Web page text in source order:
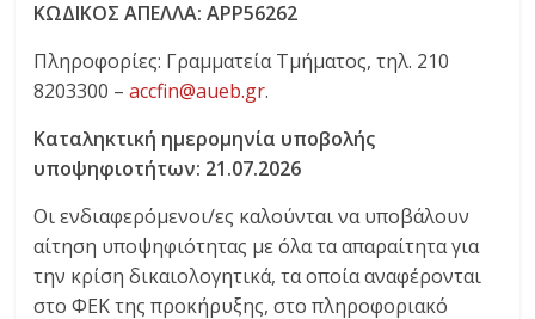
ΚΩΔΙΚΟΣ ΑΠΕΛΛΑ: ΑΡΡ56262
Πληροφορίες: Γραμματεία Τμήματος, τηλ. 210
8203300 –accfin@aueb.gr.
Καταληκτική ημερομηνία υποβολής
υποψηφιοτήτων: 21.07.2026
Οι ενδιαφερόμενοι/ες καλούνται να υποβάλουν
αίτηση υποψηφιότητας με όλα τα απαραίτητα για
την κρίση δικαιολογητικά, τα οποία αναφέρονται
στο ΦΕΚ της προκήρυξης, στο πληροφοριακό